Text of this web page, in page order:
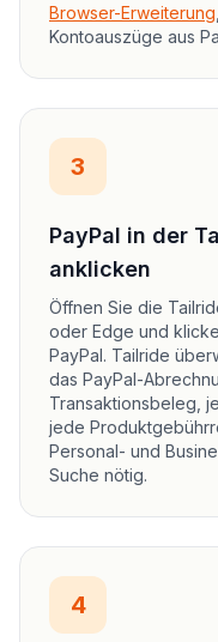
Browser-Erweiterung
Kontoauszüge aus
3
PayPal in der
anklicken
Öffnen Sie die
oder Edge und
PayPal. Tailride
das PayPal-
Transaktionsbeleg,
jede
Personal- und
Suche nötig.
4